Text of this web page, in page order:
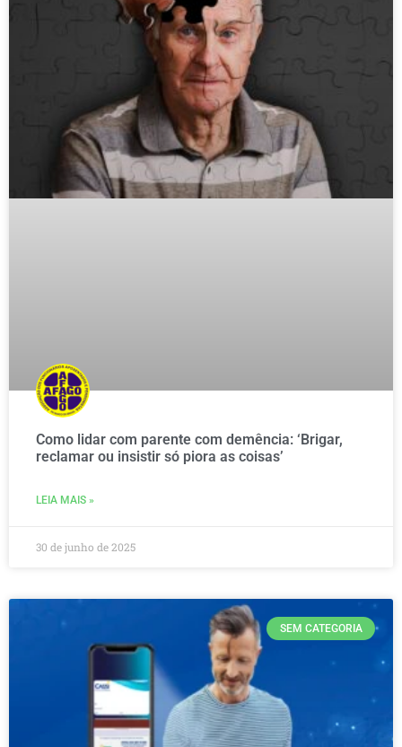
Como lidar com parente com demência: ‘Brigar,
reclamar ou insistir só piora as coisas’
LEIA MAIS »
30 de junho de 2025
SEM CATEGORIA